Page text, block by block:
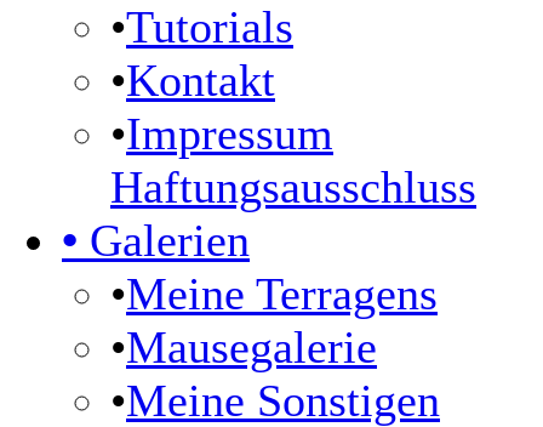
•Tutorials
•Kontakt
•Impressum
Haftungsausschluss
• Galerien
•Meine Terragens
•Mausegalerie
•Meine Sonstigen